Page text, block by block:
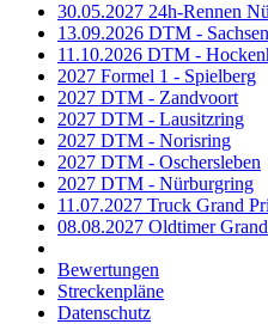
30.05.2027 24h-Rennen
13.09.2026 DTM -
11.10.2026 DTM -
2027 Formel 1 - Spielberg
2027 DTM - Zandvoort
2027 DTM - Lausitzring
2027 DTM - Norisring
2027 DTM - Oschersleben
2027 DTM - Nürburgring
11.07.2027 Truck Grand
08.08.2027 Oldtimer
Bewertungen
Streckenpläne
Datenschutz